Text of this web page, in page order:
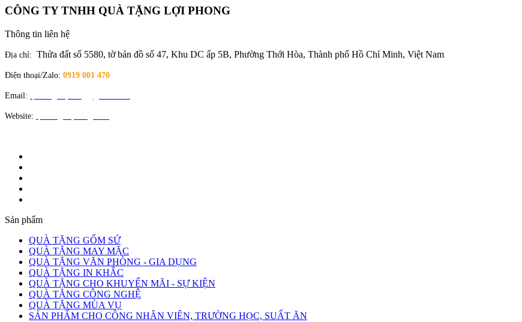
CÔNG TY TNHH QUÀ TẶNG LỢI PHONG
Thông tin liên hệ
Địa chỉ: Thửa đất số 5580, tờ bản đồ số 47, Khu DC ấp 5B, Phường Thới Hòa, Thành phố Hồ Chí Minh, Việt Nam
Điện thoại/Zalo: 0919 001 470
Email:
Website:
Sản phẩm
QUÀ TẶNG GỐM SỨ
QUÀ TẶNG MAY MẶC
QUÀ TẶNG VĂN PHÒNG - GIA DỤNG
QUÀ TẶNG IN KHẮC
QUÀ TẶNG CHO KHUYẾN MÃI - SỰ KIỆN
QUÀ TẶNG CÔNG NGHỆ
QUÀ TẶNG MÙA VỤ
SẢN PHẨM CHO CÔNG NHÂN VIÊN, TRƯỜNG HỌC, SUẤT ĂN